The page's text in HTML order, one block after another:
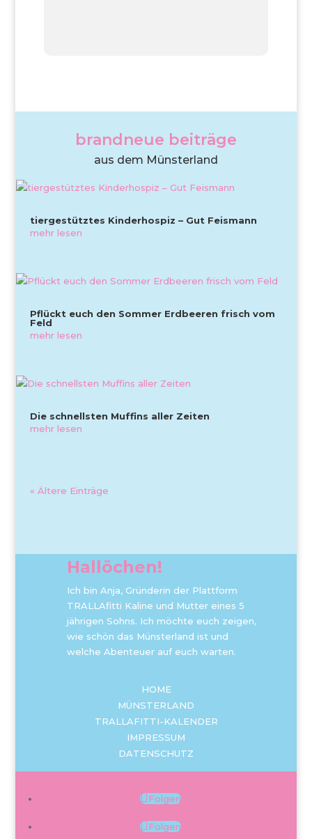
brandneue beiträge
aus dem Münsterland
tiergestütztes Kinderhospiz – Gut Feismann
mehr lesen
Pflückt euch den Sommer Erdbeeren frisch vom
Feld
mehr lesen
Die schnellsten Muffins aller Zeiten
mehr lesen
« Ältere Einträge
Hallöchen!
Ich bin Anja, Gründerin der Plattform
TRALLAfitti Kaline und Mutter eines 5
jährigen Sohns. Ich möchte euch zeigen,
wie schön das Münsterland ist und
welche Abenteuer auf euch warten.
HOME
MÜNSTERLAND
TRALLAFITTI-KALENDER
IMPRESSUM
DATENSCHUTZ
Folgen
Folgen